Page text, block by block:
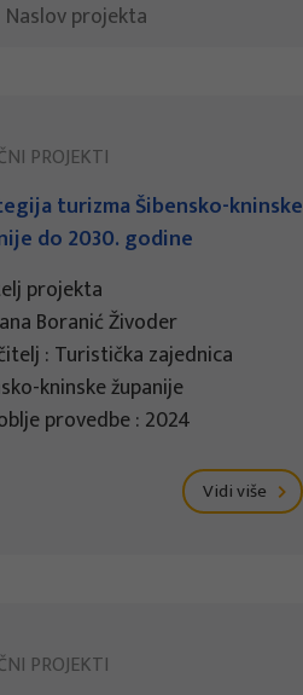
PROJEKTI
turizma Šibensko-kninske
do 2030. godine
projekta
Boranić Živoder
: Turistička zajednica
kninske županije
provedbe : 2024
Vidi više
PROJEKTI